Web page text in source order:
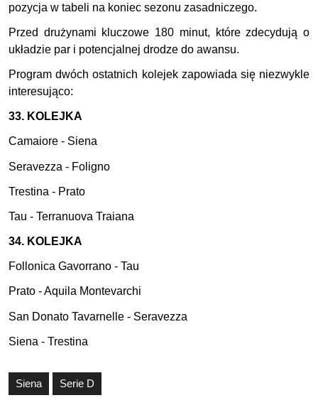
pozycja w tabeli na koniec sezonu zasadniczego.
Przed drużynami kluczowe 180 minut, które zdecydują o
układzie par i potencjalnej drodze do awansu.
Program dwóch ostatnich kolejek zapowiada się niezwykle
interesująco:
33. KOLEJKA
Camaiore - Siena
Seravezza - Foligno
Trestina - Prato
Tau - Terranuova Traiana
34. KOLEJKA
Follonica Gavorrano - Tau
Prato - Aquila Montevarchi
San Donato Tavarnelle - Seravezza
Siena - Trestina
Siena Serie D